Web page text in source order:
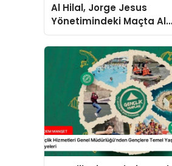
Al Hilal, Jorge Jesus
Yönetimindeki Maçta Al
Khaleej’e 3-2 Mağlup